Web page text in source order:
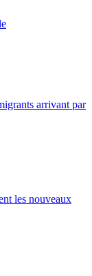
arrivant par
les nouveaux